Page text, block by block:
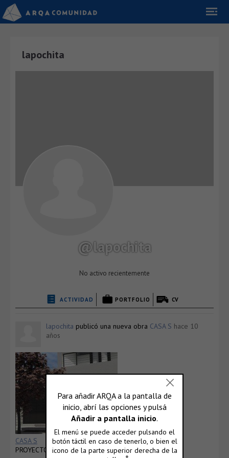
lapochita
@lapochita
No activo recientemente
ACTIVIDAD PORTFOLIO CV
lapochita publicó una nueva obra CASA S hace 10
años
CASA S
PROYECTO DE VIVIENDA UNIFAMILIAR…